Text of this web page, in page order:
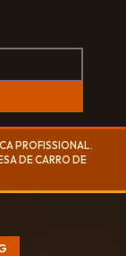
PROFISSIONAL.
DE CARRO DE